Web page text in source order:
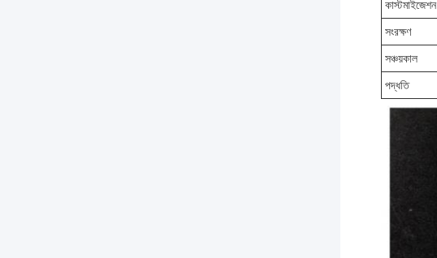
কাস্টমাইজেশন
সংরক্ষণ
সঞ্চয়কাল
পদ্ধতি